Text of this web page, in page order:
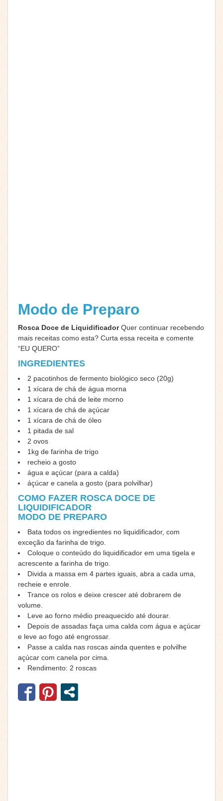
Modo de Preparo
Rosca Doce de LiquidificadorQuer continuar recebendo
mais receitas como esta? Curta essa receita e comente
“EU QUERO”
INGREDIENTES
2 pacotinhos de fermento biológico seco (20g)
1 xícara de chá de água morna
1 xícara de chá de leite morno
1 xícara de chá de açúcar
1 xícara de chá de óleo
1 pitada de sal
2 ovos
1kg de farinha de trigo
recheio a gosto
água e açúcar (para a calda)
áçúcar e canela a gosto (para polvilhar)
COMO FAZER ROSCA DOCE DE
LIQUIDIFICADOR
MODO DE PREPARO
Bata todos os ingredientes no liquidificador, com
exceção da farinha de trigo.
Coloque o conteúdo do liquidificador em uma tigela e
acrescente a farinha de trigo.
Divida a massa em 4 partes iguais, abra a cada uma,
recheie e enrole.
Trance os rolos e deixe crescer até dobrarem de
volume.
Leve ao forno médio preaquecido até dourar.
Depois de assadas faça uma calda com água e açúcar
e leve ao fogo até engrossar.
Passe a calda nas roscas ainda quentes e polvilhe
açúcar com canela por cima.
Rendimento: 2 roscas